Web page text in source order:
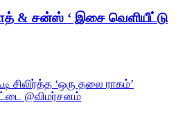
& சன்ஸ் ‘ இசை வெளியீட்டு
சிலிர்த்த ‘ஒரு தலை ராகம்’
@விமர்சனம்